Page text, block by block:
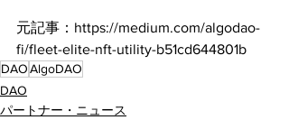
元記事：https://medium.com/algodao-
fi/fleet-elite-nft-utility-b51cd644801b
DAOAlgoDAO
DAO
パートナー・ニュース